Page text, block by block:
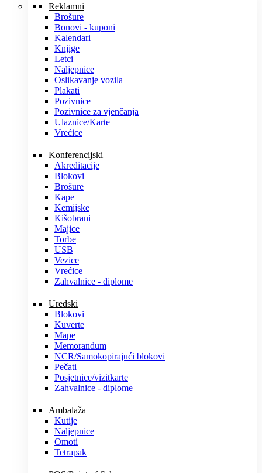
Reklamni
Brošure
Bonovi - kuponi
Kalendari
Knjige
Letci
Naljepnice
Oslikavanje vozila
Plakati
Pozivnice
Pozivnice za vjenčanja
Ulaznice/Karte
Vrećice
Konferencijski
Akreditacije
Blokovi
Brošure
Kape
Kemijske
Kišobrani
Majice
Torbe
USB
Vezice
Vrećice
Zahvalnice - diplome
Uredski
Blokovi
Kuverte
Mape
Memorandum
NCR/Samokopirajući blokovi
Pečati
Posjetnice/vizitkarte
Zahvalnice - diplome
Ambalaža
Kutije
Naljepnice
Omoti
Tetrapak